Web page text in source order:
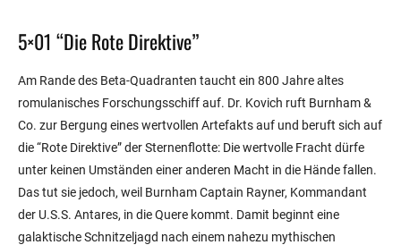
5×01 “Die Rote Direktive”
Am Rande des Beta-Quadranten taucht ein 800 Jahre altes
romulanisches Forschungsschiff auf. Dr. Kovich ruft Burnham &
Co. zur Bergung eines wertvollen Artefakts auf und beruft sich auf
die “Rote Direktive” der Sternenflotte: Die wertvolle Fracht dürfe
unter keinen Umständen einer anderen Macht in die Hände fallen.
Das tut sie jedoch, weil Burnham Captain Rayner, Kommandant
der U.S.S. Antares, in die Quere kommt. Damit beginnt eine
galaktische Schnitzeljagd nach einem nahezu mythischen